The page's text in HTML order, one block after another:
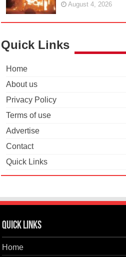
August 4, 2026
Quick Links
Home
About us
Privacy Policy
Terms of use
Advertise
Contact
Quick Links
Quick Links
Home